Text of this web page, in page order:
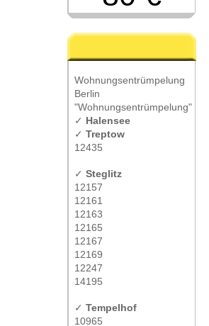
Wohnungsentrümpelung
Berlin
"Wohnungsentrümpelung"
✓ Halensee
✓ Treptow
12435
✓ Steglitz
12157
12161
12163
12165
12167
12169
12247
14195
✓ Tempelhof
10965